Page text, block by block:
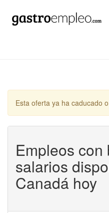
Esta oferta ya ha caducado
Empleos con
salarios
Canadá hoy